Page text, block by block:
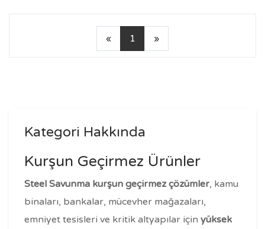
« 1 »
Kategori Hakkında
Kurşun Geçirmez Ürünler
Steel Savunma kurşun geçirmez çözümler, kamu
binaları, bankalar, mücevher mağazaları,
emniyet tesisleri ve kritik altyapılar için yüksek